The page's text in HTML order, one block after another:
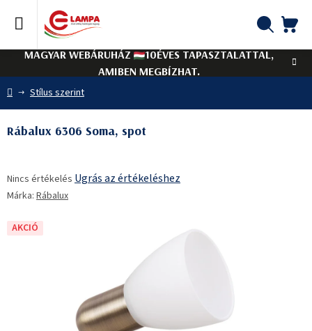
tartalomhoz
MAGYAR WEBÁRUHÁZ
10ÉVES TAPASZTALATTAL,
AMIBEN MEGBÍZHAT.
Kezdőlap
Stílus szerint
Rábalux 6306 Soma, spot
termék
átlagos
5-
Nincs értékelés Ugrás az értékeléshez
Márka: Rábalux
AKCIÓ